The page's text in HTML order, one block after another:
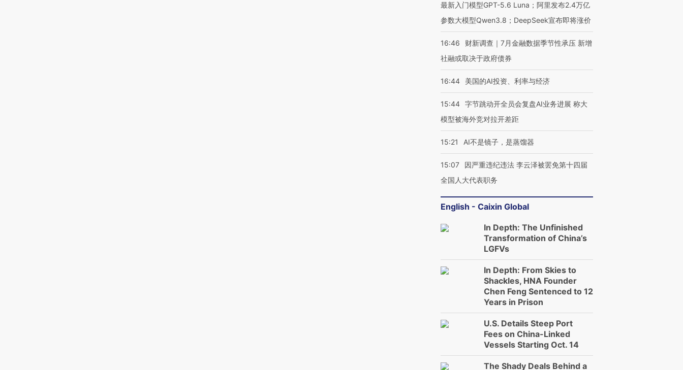
最新入门模型GPT-5.6 Luna；阿里发布2.4万亿
参数大模型Qwen3.8；DeepSeek宣布即将涨价
16:46
财新调查｜7月金融数据季节性承压 新增
社融或取决于政府债券
16:44 美国的AI投资、利率与经济
15:44 字节跳动开全员会复盘AI业务进展 称大
模型被海外竞对拉开差距
15:21 AI不是镜子，是蒸馏器
15:07
因严重违纪违法 李云泽被罢免第十四届
全国人大代表职务
English - Caixin Global
In Depth: The Unfinished
Transformation of China’s
LGFVs
In Depth: From Skies to
Shackles, HNA Founder
Chen Feng Sentenced to 12
Years in Prison
U.S. Details Steep Port
Fees on China-Linked
Vessels Starting Oct. 14
The Shady Deals Behind a